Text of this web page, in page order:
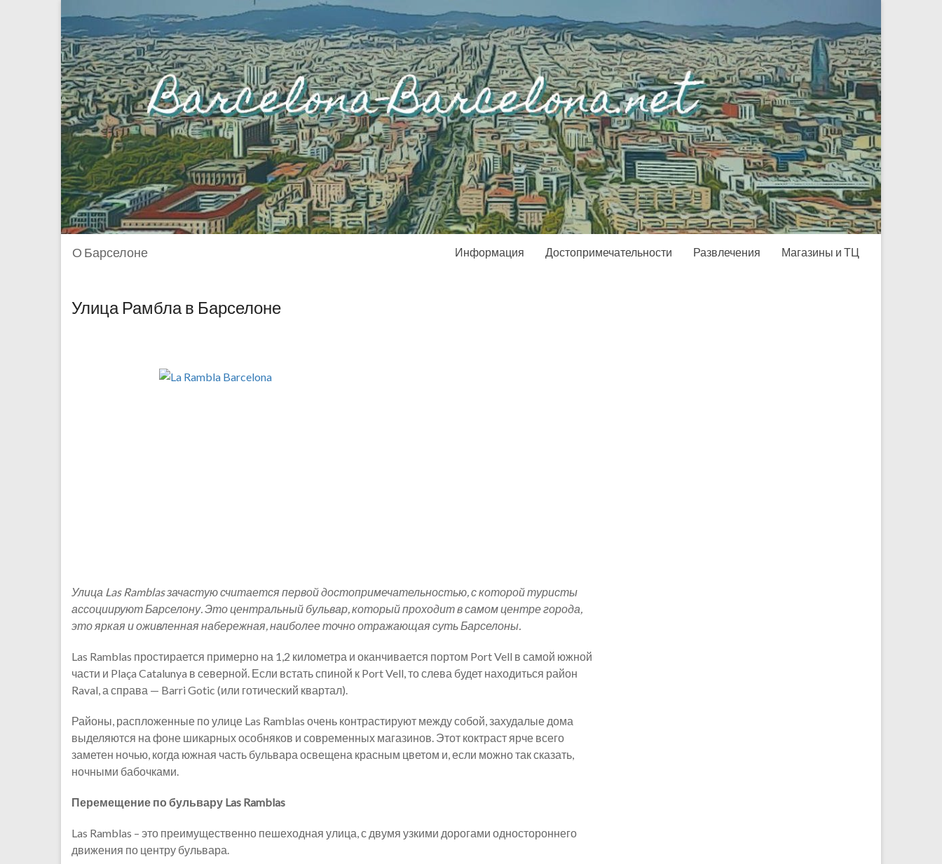
О Барселоне Информация Достопримечательности Развлечения Магазины и ТЦ
Улица Рамбла в Барселоне
Улица Las Ramblas зачастую считается первой достопримечательностью, с которой туристы
ассоциируют Барселону. Это центральный бульвар, который проходит в самом центре города,
это яркая и оживленная набережная, наиболее точно отражающая суть Барселоны.
Las Ramblas простирается примерно на 1,2 километра и оканчивается портом Port Vell в самой южной
части и Plaça Catalunya в северной. Если встать спиной к Port Vell, то слева будет находиться район
Raval, а справа — Barri Gotic (или готический квартал).
Районы, распложенные по улице Las Ramblas очень контрастируют между собой, захудалые дома
выделяются на фоне шикарных особняков и современных магазинов. Этот коктраст ярче всего
заметен ночью, когда южная часть бульвара освещена красным цветом и, если можно так сказать,
ночными бабочками.
Перемещение по бульвару Las Ramblas
Las Ramblas – это преимущественно пешеходная улица, с двумя узкими дорогами одностороннего
движения по центру бульвара.